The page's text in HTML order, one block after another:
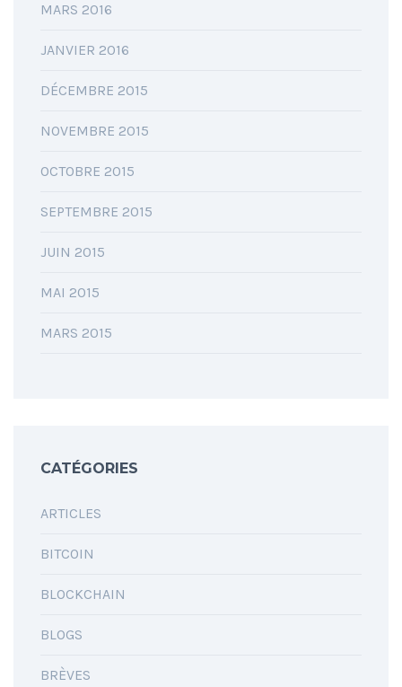
MARS 2016
JANVIER 2016
DÉCEMBRE 2015
NOVEMBRE 2015
OCTOBRE 2015
SEPTEMBRE 2015
JUIN 2015
MAI 2015
MARS 2015
CATÉGORIES
ARTICLES
BITCOIN
BLOCKCHAIN
BLOGS
BRÈVES